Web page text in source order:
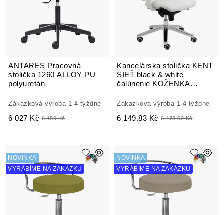
ANTARES Pracovná
stolička 1260 ALLOY PU
polyuretán
Zákazková výroba 1-4 týždne
6 027 Kč 6 150 Kč
Kancelárska stolička KENT
SIEŤ black & white
čalúnenie KOŽENKA
Zákazková výroba 1-4 týždne
6 149.83 Kč 6 473.50 Kč
NOVINKA
VYRÁBÍME NA ZAKÁZKU
NOVINKA
VYRÁBÍME NA ZAKÁZKU